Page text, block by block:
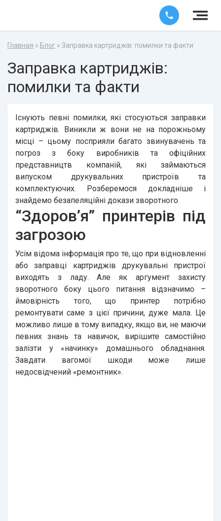
Главная » Блог » Заправка картриджів: помилки та факти
Заправка картриджів:
помилки та факти
Існують певні помилки, які стосуються заправки
картриджів. Виникли ж вони не на порожньому
місці – цьому посприяли багато звинувачень та
погроз з боку виробників та офіційних
представництв компаній, які займаються
випуском друкувальних пристроїв та
комплектуючих. Розберемося докладніше і
знайдемо безапеляційні докази зворотного.
“Здоров’я” принтерів під
загрозою
Усім відома інформація про те, що при відновленні
або заправці картриджів друкувальні пристрої
виходять з ладу. Але як аргумент захисту
зворотного боку цього питання відзначимо –
ймовірність того, що принтер потрібно
ремонтувати саме з цієї причини, дуже мала. Це
можливо лише в тому випадку, якщо ви, не маючи
певних знань та навичок, вирішите самостійно
залізти у «начинку» домашнього обладнання.
Завдати вагомої шкоди може лише
недосвідчений «ремонтник».